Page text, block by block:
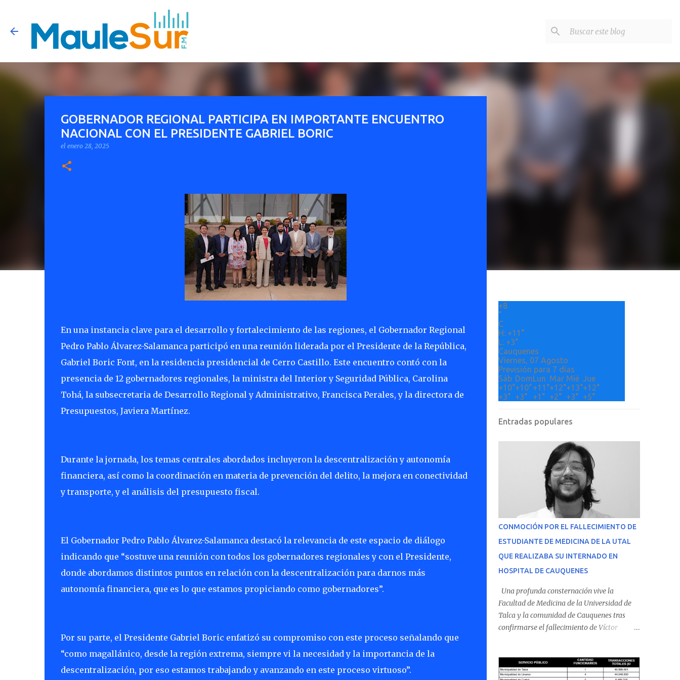
GOBERNADOR REGIONAL PARTICIPA EN IMPORTANTE ENCUENTRO
NACIONAL CON EL PRESIDENTE GABRIEL BORIC
el enero 28, 2025
En una instancia clave para el desarrollo y fortalecimiento de las regiones, el Gobernador Regional
Pedro Pablo Álvarez-Salamanca participó en una reunión liderada por el Presidente de la República,
Gabriel Boric Font, en la residencia presidencial de Cerro Castillo. Este encuentro contó con la
presencia de 12 gobernadores regionales, la ministra del Interior y Seguridad Pública, Carolina
Tohá, la subsecretaria de Desarrollo Regional y Administrativo, Francisca Perales, y la directora de
Presupuestos, Javiera Martínez.
Durante la jornada, los temas centrales abordados incluyeron la descentralización y autonomía
financiera, así como la coordinación en materia de prevención del delito, la mejora en conectividad
y transporte, y el análisis del presupuesto fiscal.
El Gobernador Pedro Pablo Álvarez-Salamanca destacó la relevancia de este espacio de diálogo
indicando que “sostuve una reunión con todos los gobernadores regionales y con el Presidente,
donde abordamos distintos puntos en relación con la descentralización para darnos más
autonomía financiera, que es lo que estamos propiciando como gobernadores”.
Por su parte, el Presidente Gabriel Boric enfatizó su compromiso con este proceso señalando que
“como magallánico, desde la región extrema, siempre vi la necesidad y la importancia de la
descentralización, por eso estamos trabajando y avanzando en este proceso virtuoso”.
+8
°
C
H: +11°
L: +3°
Cauquenes
Viernes, 07 Agosto
Previsión para 7 días
Sáb DomLun Mar Mié Jue
+10°+10°+11°+12°+13°+12°
+3° +3° +1° +2° +3° +5°
Entradas populares
CONMOCIÓN POR EL FALLECIMIENTO DE
ESTUDIANTE DE MEDICINA DE LA UTAL
QUE REALIZABA SU INTERNADO EN
HOSPITAL DE CAUQUENES
Una profunda consternación vive la
Facultad de Medicina de la Universidad de
Talca y la comunidad de Cauquenes tras
confirmarse el fallecimiento de Víctor
Cauquenes. De acuerdo con los antecedentes
conocidos, el joven se presentó a cumplir su